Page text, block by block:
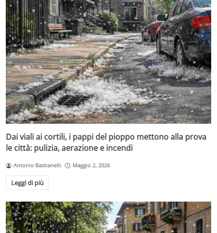
Dai viali ai cortili, i pappi del pioppo mettono alla prova
le città: pulizia, aerazione e incendi
Antonio Bastianelli Maggio 2, 2026
Leggi di più